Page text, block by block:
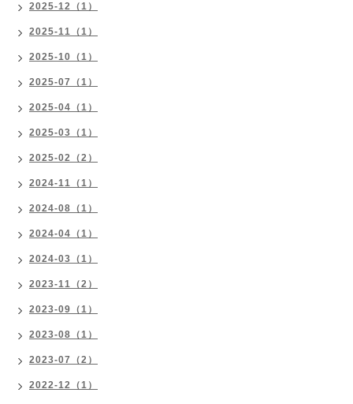
2025-12（1）
2025-11（1）
2025-10（1）
2025-07（1）
2025-04（1）
2025-03（1）
2025-02（2）
2024-11（1）
2024-08（1）
2024-04（1）
2024-03（1）
2023-11（2）
2023-09（1）
2023-08（1）
2023-07（2）
2022-12（1）